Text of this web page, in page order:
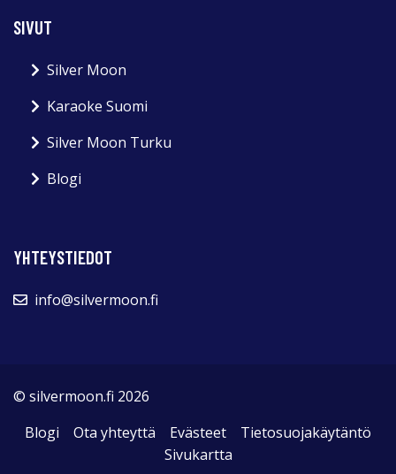
SIVUT
Silver Moon
Karaoke Suomi
Silver Moon Turku
Blogi
YHTEYSTIEDOT
info@silvermoon.fi
© silvermoon.fi 2026
Blogi
Ota yhteyttä Evästeet
Tietosuojakäytäntö
Sivukartta